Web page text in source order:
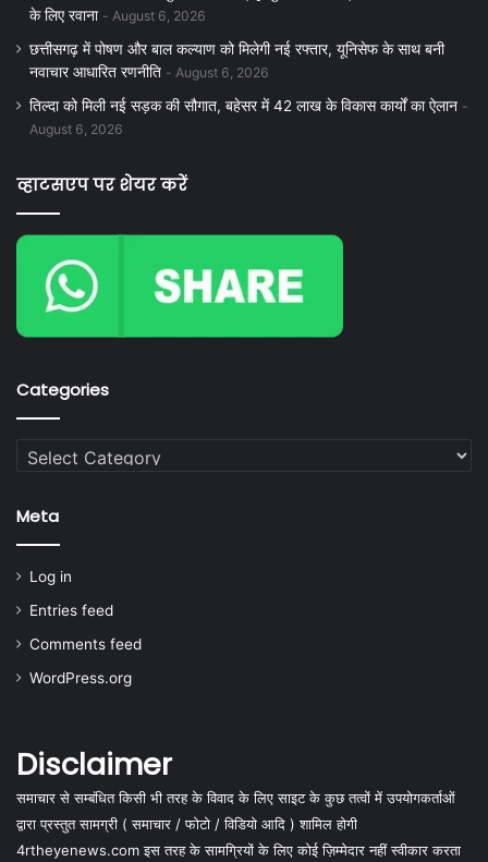
के लिए रवाना
August 6, 2026
छत्तीसगढ़ में पोषण और बाल कल्याण को मिलेगी नई रफ्तार, यूनिसेफ के साथ बनी
नवाचार आधारित रणनीति
August 6, 2026
तिल्दा को मिली नई सड़क की सौगात, बहेसर में 42 लाख के विकास कार्यों का ऐलान
August 6, 2026
व्हाटसएप पर शेयर करें
Categories
Categories
Meta
Log in
Entries feed
Comments feed
WordPress.org
Disclaimer
समाचार से सम्बंधित किसी भी तरह के विवाद के लिए साइट के कुछ तत्वों में उपयोगकर्ताओं
द्वारा प्रस्तुत सामग्री ( समाचार / फोटो / विडियो आदि ) शामिल होगी
4rtheyenews.com इस तरह के सामग्रियों के लिए कोई ज़िम्मेदार नहीं स्वीकार करता